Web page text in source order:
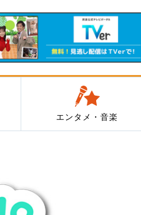
エンタメ・音楽